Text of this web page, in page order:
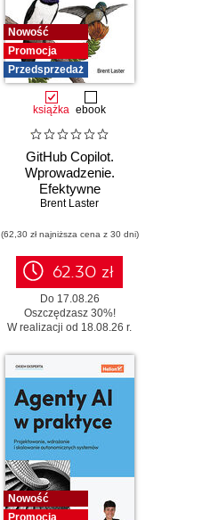
Cari Jacobs
Nowość
Promocja
Przedsprzedaż
książka ebook
GitHub Copilot.
Wprowadzenie.
Efektywne
programowanie z
Brent Laster
(62,30 zł najniższa cena z 30 dni)
62.30 zł
Do 17.08.26
Oszczędzasz 30%!
W realizacji od 18.08.26 r.
Nowość
Promocja